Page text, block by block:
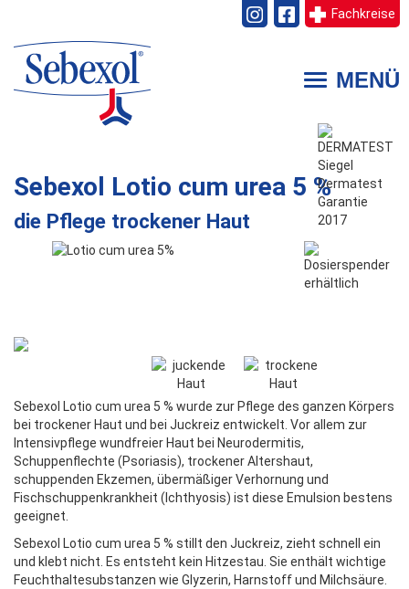
Direkt
Inhalt
Fachkreise
ToggleMENÜ
Sebexol Lotio cum urea 5 %
die Pflege trockener Haut
Sebexol Lotio cum urea 5 % wurde zur Pflege des ganzen Körpers
bei trockener Haut und bei Juckreiz entwickelt. Vor allem zur
Intensivpflege wundfreier Haut bei Neurodermitis,
Schuppenflechte (Psoriasis), trockener Altershaut,
schuppenden Ekzemen, übermäßiger Verhornung und
Fischschuppenkrankheit (Ichthyosis) ist diese Emulsion bestens
geeignet.
Sebexol Lotio cum urea 5 % stillt den Juckreiz, zieht schnell ein
und klebt nicht. Es entsteht kein Hitzestau. Sie enthält wichtige
Feuchthaltesubstanzen wie Glyzerin, Harnstoff und Milchsäure.